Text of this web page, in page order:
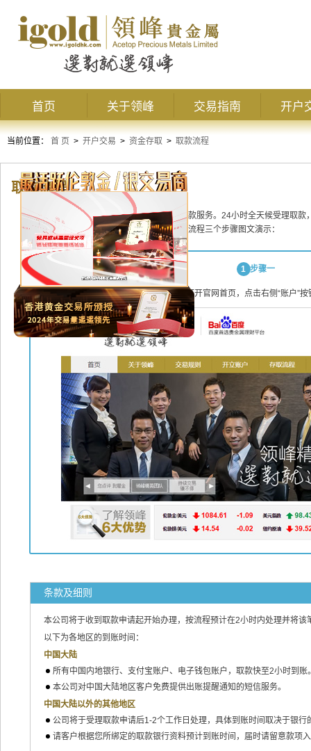
首页 关于领峰 交易指南 开户
当前位置： 首 页 > 开户交易 > 资金存取 > 取款流程
取款流程
领峰 贵金属
为客户提供业内最方便快捷的取款服务。24小时全天候受理取
可登入「用户中心」办理取款，以下为取款流程三个步骤图文演示：
1 步骤一
打开官网首页，点击右侧“账户”
条款及细则
本公司将于收到取款申请起开始办理，按流程预计在2小时内处理并将该
以下为各地区的到账时间：
中国大陆
所有中国内地银行、支付宝账户、电子钱包账户，取款快至2小时到账
本公司对中国大陆地区客户免费提供出账提醒通知的短信服务。
中国大陆以外的其他地区
公司将于受理取款申请后1-2个工作日处理，具体到账时间取决于银行
请客户根据您所绑定的取款银行资料预计到账时间，届时请留意款项